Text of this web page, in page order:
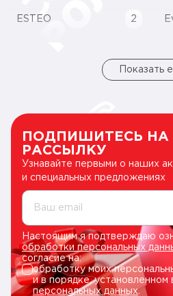
ESTEO 2
Показать
ПОДПИШИТЕСЬ
РАССЫЛКУ
Узнавайте первыми о наших
и специальных предложениях
Ваш email
Настоящим я подтверждаю
обработки персональных
согласие на:
обработку моих
и в порядке, установленном
персональных данных.